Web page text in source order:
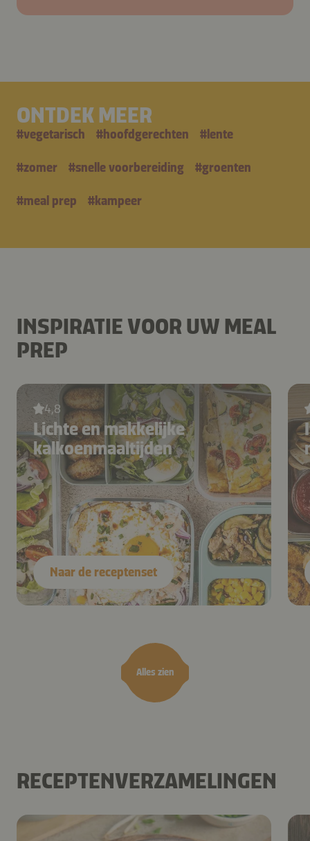
ONTDEK MEER
#vegetarisch #hoofdgerechten # lente
#zomer #snelle voorbereiding #groenten
#meal prep #kampeer
INSPIRATIE VOOR UW MEAL
PREP
Alles zien
4,8
Lichte en makkelijke
kalkoenmaaltijden
Naar de receptenset
RECEPTENVERZAMELINGEN